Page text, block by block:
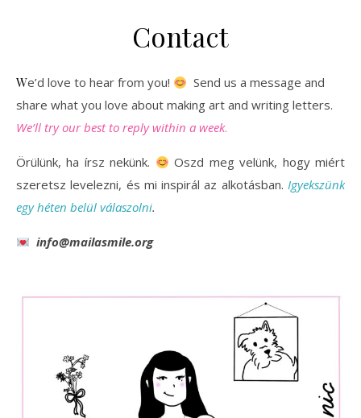
Contact
We’d love to hear from you!
Send us a message and
share what you love about making art and writing letters.
We’ll try our best to reply within a week.
Örülünk, ha írsz nekünk.
Oszd meg velünk, hogy miért
szeretsz levelezni, és mi inspirál az alkotásban. Igyekszünk
egy héten belül válaszolni.
info@mailasmile.org